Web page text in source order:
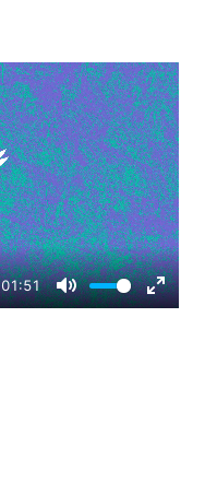
01:51
Mute
Enter